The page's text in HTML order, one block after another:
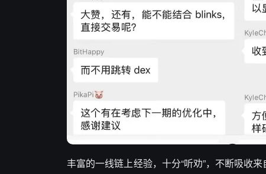
丰富的一线链上经验，十分“听劝”，不断吸收